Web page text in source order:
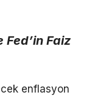
Faiz
enflasyon